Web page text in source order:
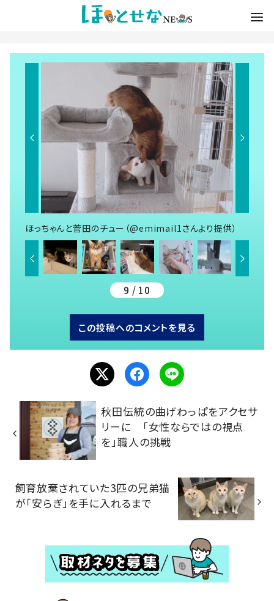
ほっちゃんと菅田のチュー（@emimail1さんより提供）
9 / 10
この投稿へのコメントを見る
秋田伝統の曲げわっぱをアクセサ
リーに 「女性ならではの視点
を」職人の挑戦
飼育放棄されていた3匹の兄弟猫
が「安らぎ」を手に入れるまで